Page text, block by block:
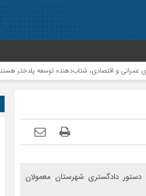
و اقتصادی، شتاب‌دهنده توسعه پلدختر هستند
دادگستری شهرستان معمولان